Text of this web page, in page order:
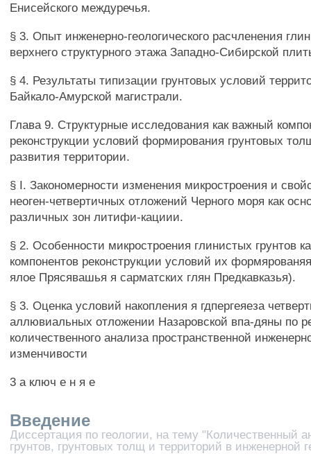
Енисейского междуречья.
§ 3. Опыт инженерно-геологического расчленения
верхнего структурного этажа Западно-Сибирской
§ 4. Результаты типизации грунтовых условий
Байкало-Амурской магистрали.
Глава 9. Структурные исследования как важный
реконструкции условий формирования грунтовых
развития территории.
§ I. Закономерности изменения микростроения и
неоген-четвертичных отложений Черного моря как
различных зон литифи-кациии.
§ 2. Особенности микростроения глинистых грунтов
компонентов реконструкции условий их
ялое Прясявашья я сарматских глян Предкавказья).
§ 3. Оценка условий накопления я гдпергеяеза
аллювиальных отложении Назаровской впа-дяны по
количественного анализа пространственной
изменчивости
3 а ключ е н я е
Введение
Диссертация по геологии, на тему "Количественный
грунтов, грунтовых толщ и территорий в инженерной